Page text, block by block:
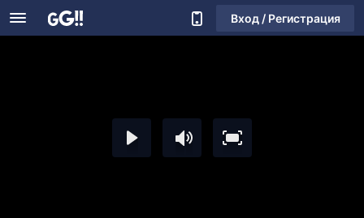
Вход / Регистрация